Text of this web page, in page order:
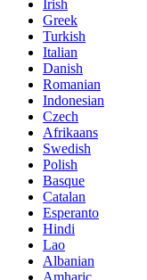
Irish
Greek
Turkish
Italian
Danish
Romanian
Indonesian
Czech
Afrikaans
Swedish
Polish
Basque
Catalan
Esperanto
Hindi
Lao
Albanian
Amharic